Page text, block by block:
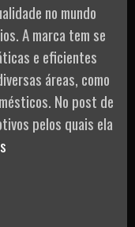
no mundo
A marca tem se
e eficientes
áreas, como
No post de
pelos quais ela